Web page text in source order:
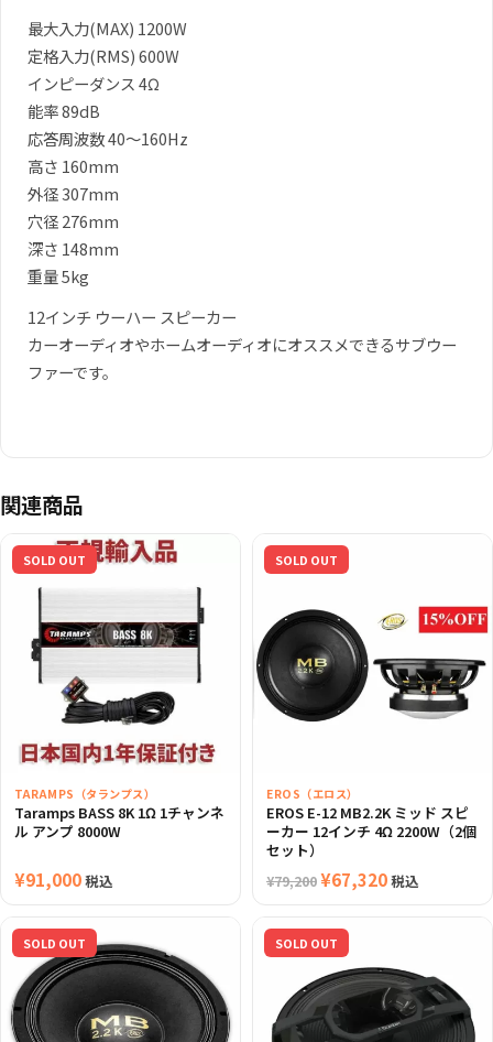
最大入力(MAX) 1200W
定格入力(RMS) 600W
インピーダンス 4Ω
能率 89dB
応答周波数 40～160Hz
高さ 160mm
外径 307mm
穴径 276mm
深さ 148mm
重量 5kg
12インチ ウーハー スピーカー
カーオーディオやホームオーディオにオススメできるサブウー
ファーです。
関連商品
SOLD OUT
TARAMPS（タランプス）
Taramps BASS 8K 1Ω 1チャンネ
ル アンプ 8000W
¥91,000税込
SOLD OUT
EROS（エロス）
EROS E-12 MB2.2K ミッド スピ
ーカー 12インチ 4Ω 2200W（2個
セット）
¥79,200元
価
格
は
¥79,200
¥67,320現
格
は
税込
SOLD OUT SOLD OUT